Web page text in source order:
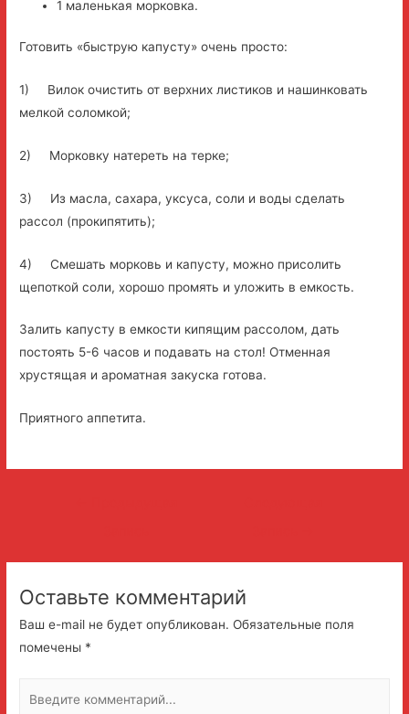
1 маленькая морковка.
Готовить «быструю капусту» очень просто:
1) Вилок очистить от верхних листиков и нашинковать
мелкой соломкой;
2) Морковку натереть на терке;
3) Из масла, сахара, уксуса, соли и воды сделать
рассол (прокипятить);
4) Смешать морковь и капусту, можно присолить
щепоткой соли, хорошо промять и уложить в емкость.
Залить капусту в емкости кипящим рассолом, дать
постоять 5-6 часов и подавать на стол! Отменная
хрустящая и ароматная закуска готова.
Приятного аппетита.
записям
Оставьте комментарий
Ваш e-mail не будет опубликован. Обязательные поля
помечены *